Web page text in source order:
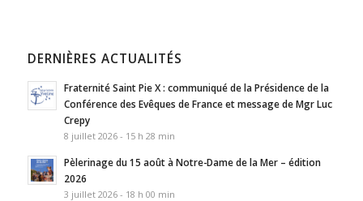
DERNIÈRES ACTUALITÉS
Fraternité Saint Pie X : communiqué de la Présidence de la
Conférence des Evêques de France et message de Mgr Luc
Crepy
8 juillet 2026 - 15 h 28 min
Pèlerinage du 15 août à Notre-Dame de la Mer – édition
2026
3 juillet 2026 - 18 h 00 min